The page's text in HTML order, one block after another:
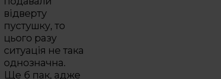
відверту
пустушку, то
цього разу
ситуація не така
однозначна.
Ще б пак, адже